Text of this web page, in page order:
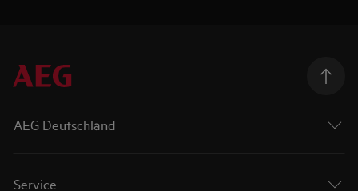
AEG Deutschland
Service